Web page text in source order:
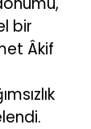
bir
Âkif